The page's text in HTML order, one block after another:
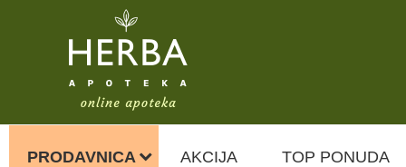
PRODAVNICA AKCIJA TOP PONUDA
URIAGE EAU TERMALNA VODA 150ML
930,00 RSD
1.162,00 RSD